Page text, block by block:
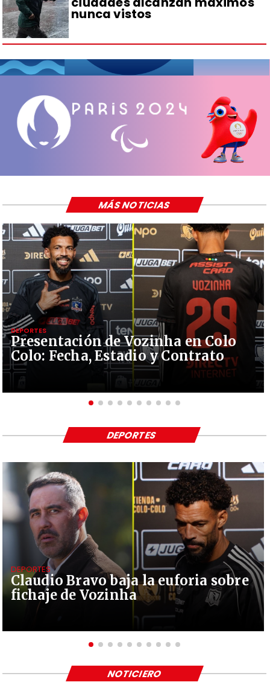
nunca vistos
Presentación de Vozinha en Colo
Colo: Fecha, Estadio y Contrato
DEPORTES
MÁS NOTICIAS
Claudio Bravo baja la euforia sobre
fichaje de Vozinha
DEPORTES
DEPORTES
NOTICIERO